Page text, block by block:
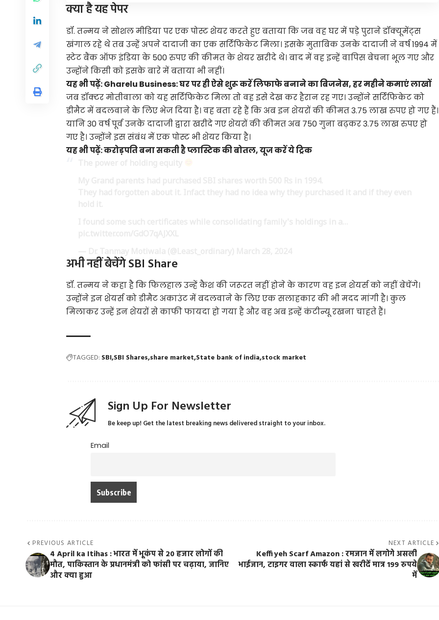
क्या है यह पेपर
डॉ. तन्मय ने सोशल मीडिया पर एक पोस्ट शेयर करते हुए बताया कि जब वह घर में पड़े पुराने डॉक्यूमेंट्स
खंगाल रहे थे तब उन्हें अपने दादाजी का एक सर्टिफिकेट मिला। इसके मुताबिक उनके दादाजी ने वर्ष 1994 में
स्टेट बैंक ऑफ इंडिया के 500 रुपए की कीमत के शेयर खरीदे थे। बाद में वह इन्हें वापिस बेचना भूल गए और
उन्होंने किसी को इसके बारे में बताया भी नहीं।
यह भी पढ़ें:Gharelu Business: घर पर ही ऐसे शुरू करें लिफाफे बनाने का बिजनेस, हर महीने कमाएं लाखों
जब डॉक्टर मोतीवाला को यह सर्टिफिकेट मिला तो वह इसे देख कर हैरान रह गए। उन्होंने सर्टिफिकेट को
डीमैट में बदलवाने के लिए भेज दिया है। वह बता रहे हैं कि अब इन शेयरों की कीमत 3.75 लाख रुपए हो गए हैं।
यानि 30 वर्ष पूर्व उनके दादाजी द्वारा खरीदे गए शेयरों की कीमत अब 750 गुना बढ़कर 3.75 लाख रुपए हो
गए है। उन्होंने इस संबंध में एक पोस्ट भी शेयर किया है।
यह भी पढ़ें:करोड़पति​ बना सकती है प्लास्टिक की बोतल, यूज करें ये ट्रिक
अभी नहीं बेचेंगे SBI Share
डॉ. तन्मय ने कहा है कि फिलहाल उन्हें कैश की जरूरत नहीं होने के कारण वह इन शेयर्स को नहीं बेचेंगे।
उन्होंने इन शेयर्स को डीमैट अकाउंट में बदलवाने के लिए एक सलाहकार की भी मदद मांगी है। कुल
मिलाकर उन्हें इन शेयरों से काफी फायदा हो गया है और वह अब इन्हें कंटीन्यू रखना चाहते हैं।
TAGGED: SBI SBI Shares share market State bank of india stock market
Sign Up For Newsletter
Be keep up! Get the latest breaking news delivered straight to your inbox.
Email
PREVIOUS ARTICLE
4 April ka Itihas : भारत में भूकंप से 20 हजार लोगों की
मौत, पाकिस्तान के प्रधानमंत्री को फांसी पर चढ़ाया, जानिए
और क्या हुआ
NEXT ARTICLE
Keffiyeh Scarf Amazon : रमजान में लगोगे असली
भाईजान, टाइगर वाला स्कार्फ यहां से खरीदें मात्र 199 रुपये
में